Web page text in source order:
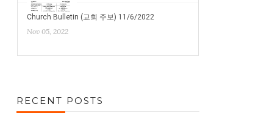
Church Bulletin (교회 주보) 11/6/2022
Nov 05, 2022
RECENT POSTS